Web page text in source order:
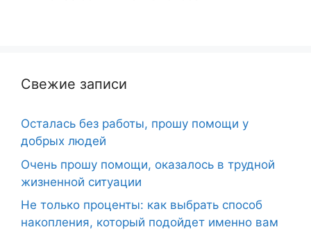
Свежие записи
Осталась без работы, прошу помощи у
добрых людей
Очень прошу помощи, оказалось в трудной
жизненной ситуации
Не только проценты: как выбрать способ
накопления, который подойдет именно вам